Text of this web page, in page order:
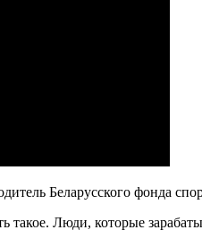
Беларусского фонда
такое. Люди, которые